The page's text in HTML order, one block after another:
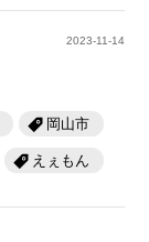
2023-11-14
岡山市
えぇもん